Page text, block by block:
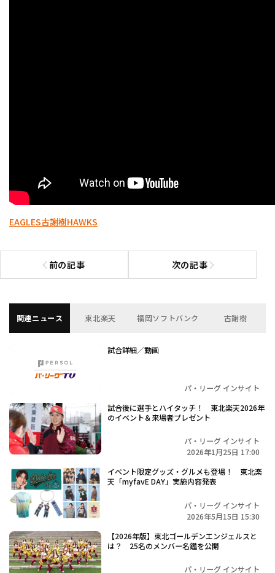
EAGLES古謝樹HAWKS
前の記事
前の記事へ 次の記事次の記事へ
関連ニュース 東北楽天 福岡ソフトバンク 古謝樹
試合詳細／動画
パ・リーグ インサイト
試合後に選手とハイタッチ！ 東北楽天2026年
のイベント＆来場者プレゼント
パ・リーグ インサイト
2026年1月25日 17:00
イベント限定グッズ・グルメも登場！ 東北楽
天「myfavE DAY」実施内容発表
パ・リーグ インサイト
2026年5月15日 15:30
【2026年版】東北ゴールデンエンジェルスと
は？ 25名のメンバー名鑑を公開
パ・リーグ インサイト